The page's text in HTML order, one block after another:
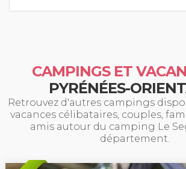
CAMPINGS ET
PYRÉNÉES-
Retrouvez d'autres campings
vacances célibataires, couples,
amis autour du camping Le
département.